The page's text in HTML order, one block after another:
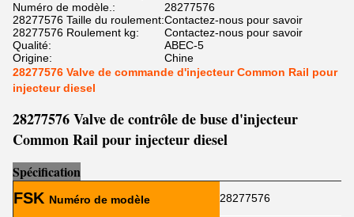
Numéro de modèle.:
28277576
28277576 Taille du roulement:Contactez-nous pour savoir
28277576 Roulement kg:
Contactez-nous pour savoir
Qualité:
ABEC-5
Origine:
Chine
28277576 Valve de commande d'injecteur Common Rail pour
injecteur diesel
28277576 Valve de contrôle de buse d'injecteur
Common Rail pour injecteur diesel
Spécification
FSK Numéro de modèle 28277576